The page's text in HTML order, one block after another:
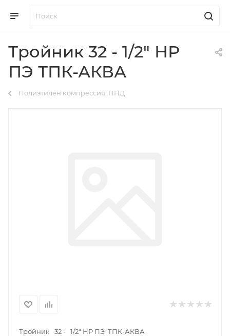
Тройник 32 - 1/2" НР
ПЭ ТПК-АКВА
Полиэтилен компрессия, ПНД
Тройник 32 - 1/2" НР ПЭ ТПК-АКВА